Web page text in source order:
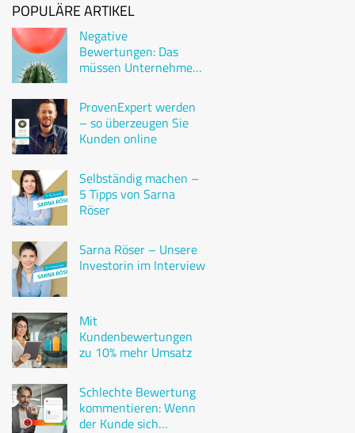
POPULÄRE ARTIKEL
Negative
Bewertungen: Das
müssen Unternehmen
ProvenExpert werden
– so überzeugen Sie
Kunden online
Selbständig machen –
5 Tipps von Sarna
Röser
Sarna Röser – Unsere
Investorin im Interview
Mit
Kundenbewertungen
zu 10% mehr Umsatz
Schlechte Bewertung
kommentieren: Wenn
der Kunde sich